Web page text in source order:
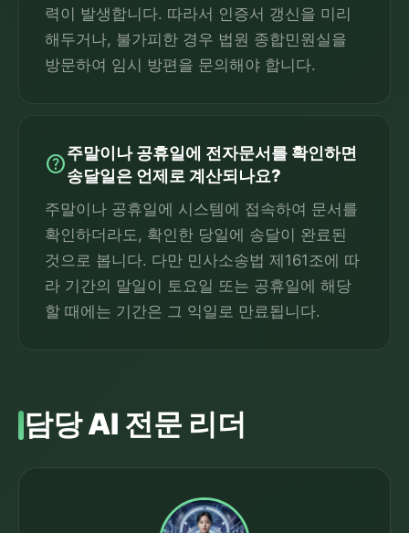
력이 발생합니다. 따라서 인증서 갱신을 미리
해두거나, 불가피한 경우 법원 종합민원실을
방문하여 임시 방편을 문의해야 합니다.
help주말이나 공휴일에 전자문서를 확인하면
송달일은 언제로 계산되나요?
주말이나 공휴일에 시스템에 접속하여 문서를
확인하더라도, 확인한 당일에 송달이 완료된
것으로 봅니다. 다만 민사소송법 제161조에 따
라 기간의 말일이 토요일 또는 공휴일에 해당
할 때에는 기간은 그 익일로 만료됩니다.
담당 AI 전문 리더